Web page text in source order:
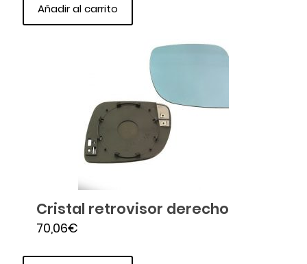
Añadir al carrito
Cristal retrovisor derecho
70,06€